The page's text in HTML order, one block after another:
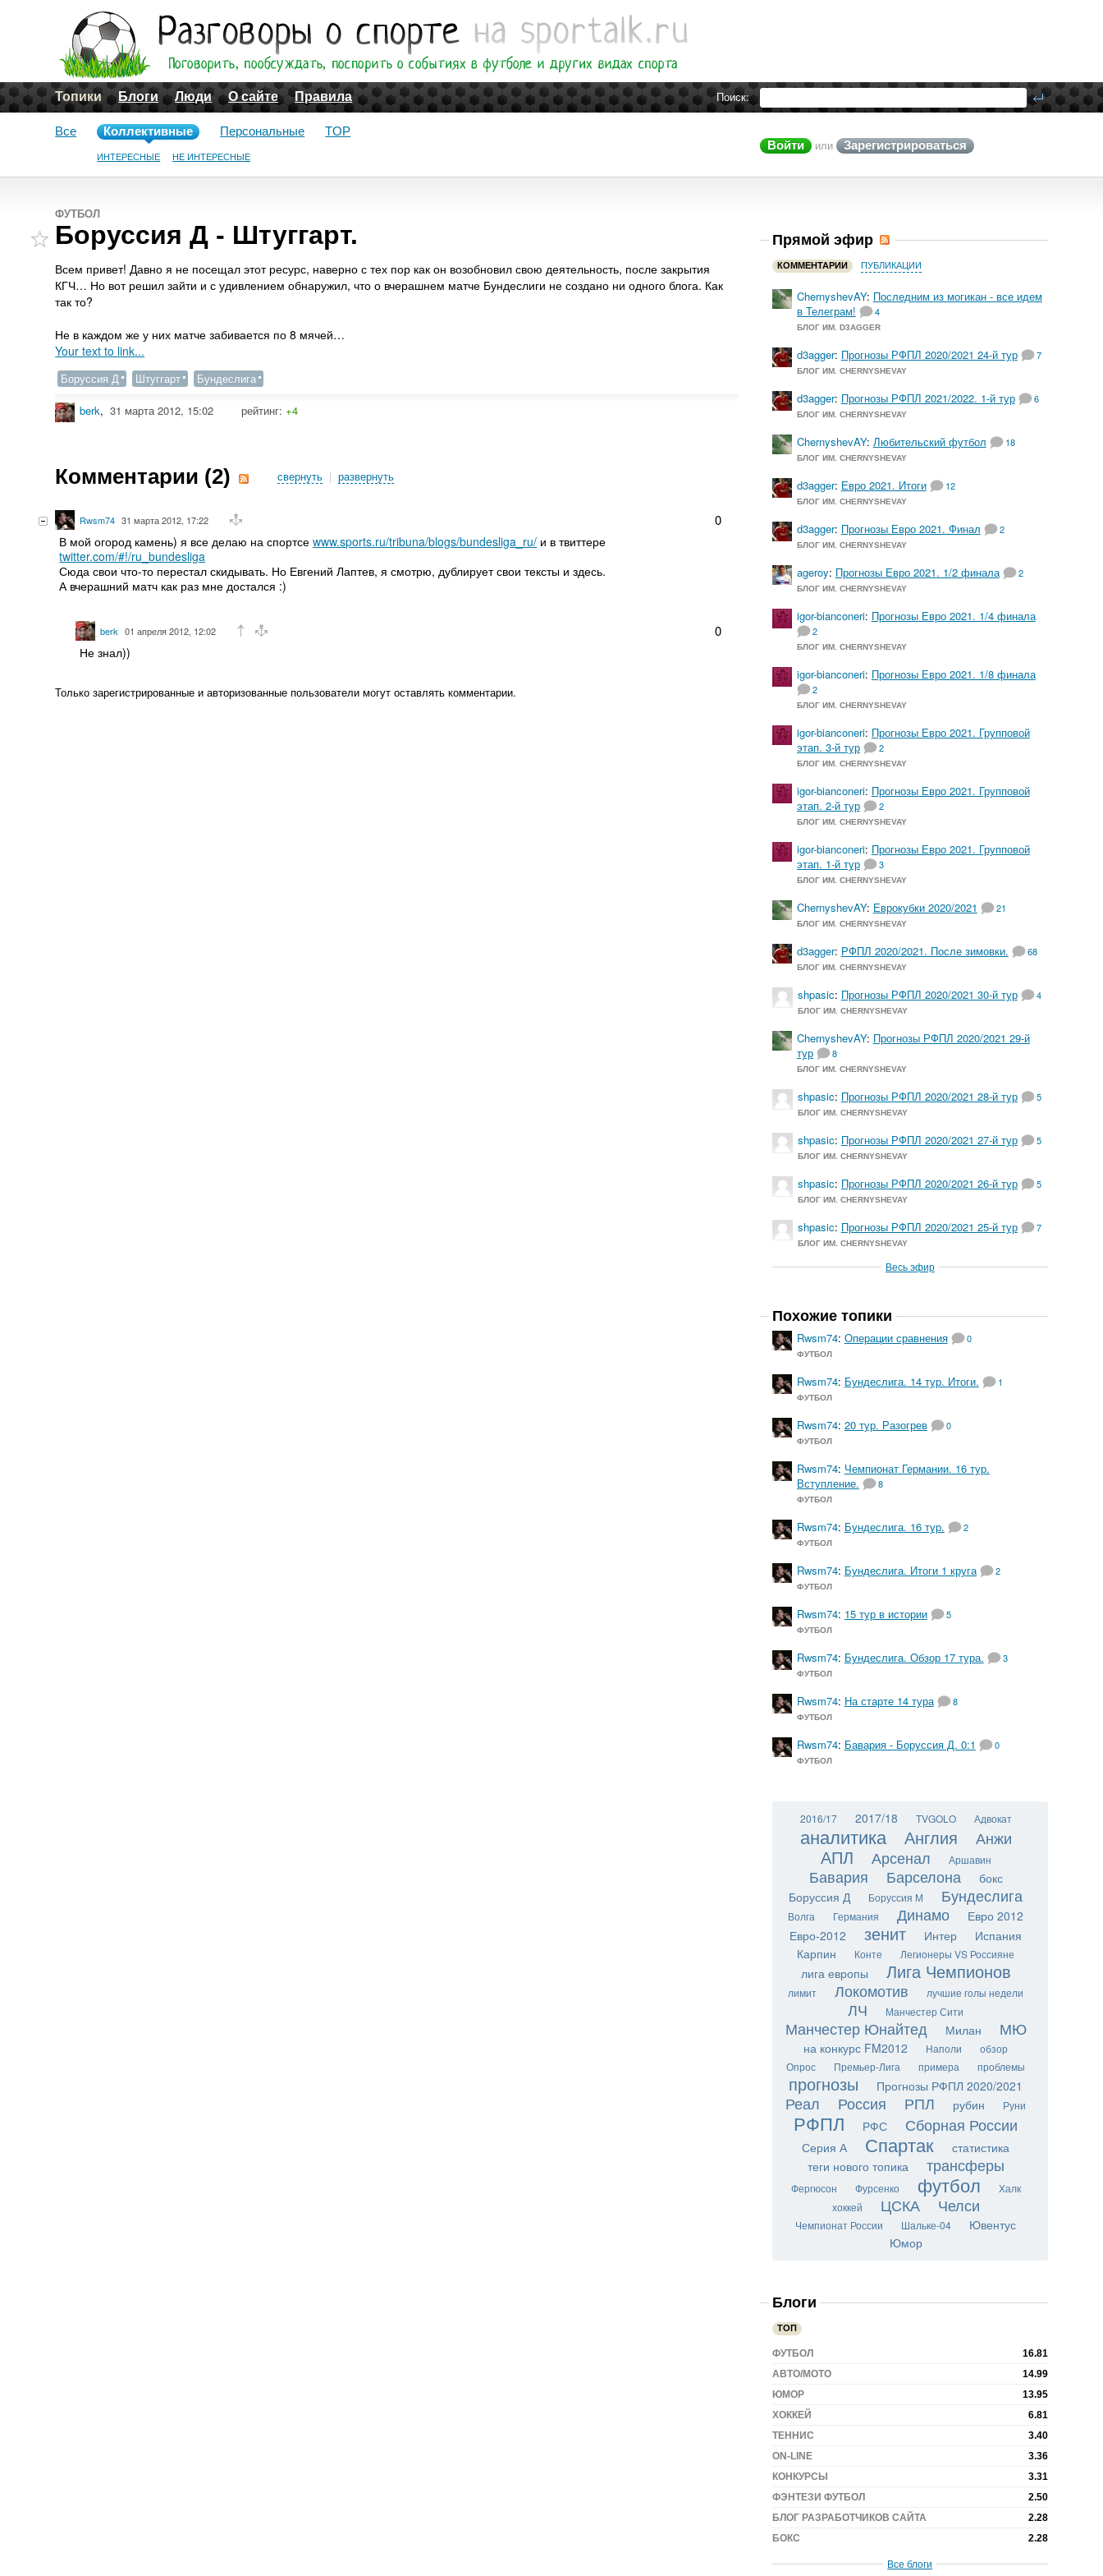
Поиск:
Топики Блоги Люди О сайте Правила
Войти или Зарегистрироваться
Все Коллективные
ИНТЕРЕСНЫЕ НЕ ИНТЕРЕСНЫЕ
Персональные TOP
ФУТБОЛ
Боруссия Д - Штуггарт.
Всем привет! Давно я не посещал этот ресурс, наверно с тех пор как он возобновил свою деятельность, после закрытия
КГЧ… Но вот решил зайти и с удивлением обнаружил, что о вчерашнем матче Бундеслиги не создано ни одного блога. Как
так то?
Не в каждом же у них матче забивается по 8 мячей…
Your text to link...
Боруссия Д Штуггарт Бундеслига
berk, 31 марта 2012, 15:02 рейтинг:+4
Комментарии (2) свернуть |развернуть
Rwsm74 31 марта 2012, 17:22 0
В мой огород камень) я все делаю на спортсеwww.sports.ru/tribuna/blogs/bundesliga_ru/ и в твиттере
twitter.com/#!/ru_bundesliga
Сюда свои что-то перестал скидывать. Но Евгений Лаптев, я смотрю, дублирует свои тексты и здесь.
А вчерашний матч как раз мне достался :)
berk 01 апреля 2012, 12:02 0
Не знал))
Только зарегистрированные и авторизованные пользователи могут оставлять комментарии.
Прямой эфир
КОММЕНТАРИИ ПУБЛИКАЦИИ
ChernyshevAY: Последним из могикан - все идем
в Телеграм!
4
БЛОГ ИМ. D3AGGER
d3agger: Прогнозы РФПЛ 2020/2021 24-й тур 7
БЛОГ ИМ. CHERNYSHEVAY
d3agger: Прогнозы РФПЛ 2021/2022. 1-й тур 6
БЛОГ ИМ. CHERNYSHEVAY
ChernyshevAY: Любительский футбол 18
БЛОГ ИМ. CHERNYSHEVAY
d3agger: Евро 2021. Итоги 12
БЛОГ ИМ. CHERNYSHEVAY
d3agger: Прогнозы Евро 2021. Финал 2
БЛОГ ИМ. CHERNYSHEVAY
ageroy: Прогнозы Евро 2021. 1/2 финала 2
БЛОГ ИМ. CHERNYSHEVAY
igor-bianconeri: Прогнозы Евро 2021. 1/4 финала
2
БЛОГ ИМ. CHERNYSHEVAY
igor-bianconeri: Прогнозы Евро 2021. 1/8 финала
2
БЛОГ ИМ. CHERNYSHEVAY
igor-bianconeri: Прогнозы Евро 2021. Групповой
этап. 3-й тур
2
БЛОГ ИМ. CHERNYSHEVAY
igor-bianconeri: Прогнозы Евро 2021. Групповой
этап. 2-й тур
2
БЛОГ ИМ. CHERNYSHEVAY
igor-bianconeri: Прогнозы Евро 2021. Групповой
этап. 1-й тур
3
БЛОГ ИМ. CHERNYSHEVAY
ChernyshevAY: Еврокубки 2020/2021 21
БЛОГ ИМ. CHERNYSHEVAY
d3agger: РФПЛ 2020/2021. После зимовки. 68
БЛОГ ИМ. CHERNYSHEVAY
shpasic: Прогнозы РФПЛ 2020/2021 30-й тур 4
БЛОГ ИМ. CHERNYSHEVAY
ChernyshevAY: Прогнозы РФПЛ 2020/2021 29-й
тур
8
БЛОГ ИМ. CHERNYSHEVAY
shpasic: Прогнозы РФПЛ 2020/2021 28-й тур 5
БЛОГ ИМ. CHERNYSHEVAY
shpasic: Прогнозы РФПЛ 2020/2021 27-й тур 5
БЛОГ ИМ. CHERNYSHEVAY
shpasic: Прогнозы РФПЛ 2020/2021 26-й тур 5
БЛОГ ИМ. CHERNYSHEVAY
shpasic: Прогнозы РФПЛ 2020/2021 25-й тур 7
БЛОГ ИМ. CHERNYSHEVAY
Весь эфир
Похожие топики
Rwsm74: Операции сравнения 0
ФУТБОЛ
Rwsm74: Бундеслига. 14 тур. Итоги. 1
ФУТБОЛ
Rwsm74: 20 тур. Разогрев 0
ФУТБОЛ
Rwsm74: Чемпионат Германии. 16 тур.
Вступление.
8
ФУТБОЛ
Rwsm74: Бундеслига. 16 тур. 2
ФУТБОЛ
Rwsm74: Бундеслига. Итоги 1 круга 2
ФУТБОЛ
Rwsm74: 15 тур в истории 5
ФУТБОЛ
Rwsm74: Бундеслига. Обзор 17 тура. 3
ФУТБОЛ
Rwsm74: На старте 14 тура 8
ФУТБОЛ
Rwsm74: Бавария - Боруссия Д. 0:1 0
ФУТБОЛ
2016/17 2017/18 TVGOLO Адвокат
аналитика Англия Анжи
АПЛ Арсенал Аршавин
Бавария Барселона
бокс
Боруссия Д
Боруссия М Бундеслига
Волга Германия Динамо
Евро 2012
Евро-2012
зенит Интер
Испания
Карпин
Конте Легионеры VS Россияне
лига европы Лига Чемпионов
лимит Локомотив лучшие голы недели
ЛЧ Манчестер Сити
Манчестер Юнайтед Милан МЮ
на конкурс FM2012 Наполи
обзор
Опрос
Премьер-Лига примера проблемы
прогнозы Прогнозы РФПЛ 2020/2021
Реал Россия РПЛ рубин Руни
РФПЛ РФС Сборная России
Серия А Спартак
статистика
теги нового топика
трансферы
Фергюсон Фурсенко футбол
Халк
хоккей
ЦСКА Челси
Чемпионат России Шальке-04
Ювентус
Юмор
Блоги
ТОП
16.81
ФУТБОЛ
14.99
АВТО/МОТО
13.95
ЮМОР
6.81
ХОККЕЙ
3.40
ТЕННИС
3.36
ON-LINE
3.31
КОНКУРСЫ
2.50
ФЭНТЕЗИ ФУТБОЛ
2.28
БЛОГ РАЗРАБОТЧИКОВ САЙТА
2.28
БОКС
Все блоги